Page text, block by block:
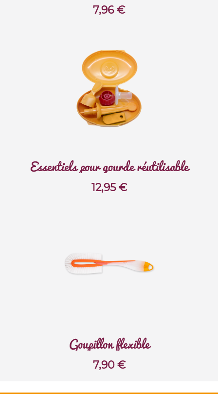
7,96€
Essentiels pour gourde réutilisable
12,95€
Goupillon flexible
7,90€